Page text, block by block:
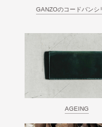
GANZOのコードバンシ
AGEING